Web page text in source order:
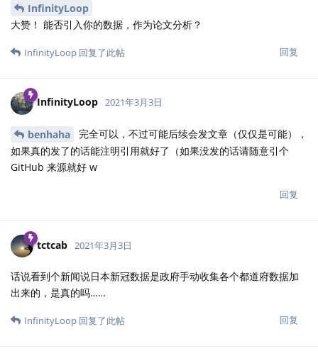
InfinityLoop
大赞！ 能否引入你的数据，作为论文分析？
回复
InfinityLoop 回复了此帖
InfinityLoop 2021年3月3日
benhaha
完全可以，不过可能后续会发文章（仅仅是可能），
如果真的发了的话能注明引用就好了（如果没发的话请随意引个
GitHub 来源就好 w
回复
tctcab 2021年3月3日
话说看到个新闻说日本新冠数据是政府手动收集各个都道府数据加
出来的，是真的吗……
回复
InfinityLoop 回复了此帖